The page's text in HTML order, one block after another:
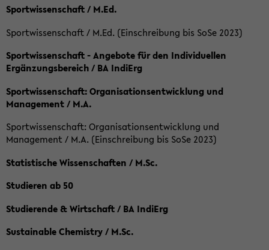
Sportwissenschaft / M.Ed.
Sportwissenschaft / M.Ed. (Einschreibung bis SoSe 2023)
Sportwissenschaft - Angebote für den Individuellen
Ergänzungsbereich / BA IndiErg
Sportwissenschaft: Organisationsentwicklung und
Management / M.A.
Sportwissenschaft: Organisationsentwicklung und
Management / M.A. (Einschreibung bis SoSe 2023)
Statistische Wissenschaften / M.Sc.
Studieren ab 50
Studierende & Wirtschaft / BA IndiErg
Sustainable Chemistry / M.Sc.